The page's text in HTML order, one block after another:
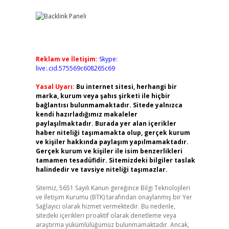
Reklam ve İletişim: Skype:
live:.cid.575569c608265c69
Yasal Uyarı: Bu internet sitesi, herhangi bir
marka, kurum veya şahıs şirketi ile hiçbir
bağlantısı bulunmamaktadır. Sitede yalnızca
kendi hazırladığımız makaleler
paylaşılmaktadır. Burada yer alan içerikler
haber niteliği taşımamakta olup, gerçek kurum
ve kişiler hakkında paylaşım yapılmamaktadır.
Gerçek kurum ve kişiler ile isim benzerlikleri
tamamen tesadüfidir. Sitemizdeki bilgiler taslak
halindedir ve tavsiye niteliği taşımazlar.
Sitemiz, 5651 Sayılı Kanun gereğince Bilgi Teknolojileri
ve İletişim Kurumu (BTK) tarafından onaylanmış bir Yer
Sağlayıcı olarak hizmet vermektedir. Bu nedenle,
sitedeki içerikleri proaktif olarak denetleme veya
araştırma yükümlülüğümüz bulunmamaktadır. Ancak,